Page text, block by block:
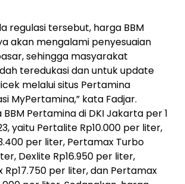
regulasi tersebut, harga BBM
akan mengalami penyesuaian
sehingga masyarakat
teredukasi dan untuk update
melalui situs Pertamina
MyPertamina,” kata Fadjar.
Pertamina di DKI Jakarta per 1
yaitu Pertalite Rp10.000 per liter,
per liter, Pertamax Turbo
Dexlite Rp16.950 per liter,
Rp17.750 per liter, dan Pertamax